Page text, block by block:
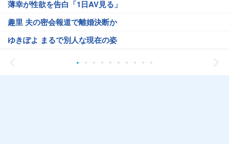
薄幸が性欲を告白「1日AV見る」
趣里 夫の密会報道で離婚決断か
ゆきぽよ まるで別人な現在の姿